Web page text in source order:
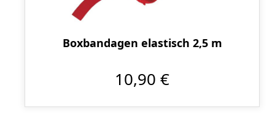
Boxbandagen elastisch 2,5 m
10,90 €